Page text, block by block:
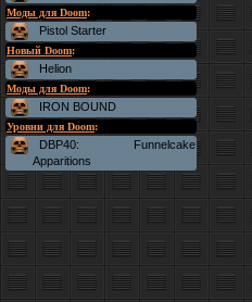
Моды для Doom:
Pistol Starter
Новый Doom:
Helion
Моды для Doom:
IRON BOUND
Уровни для Doom:
DBP40: Funnelcake
Apparitions